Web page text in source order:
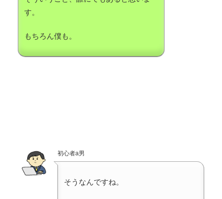
す。
もちろん僕も。
初心者a男
そうなんですね。